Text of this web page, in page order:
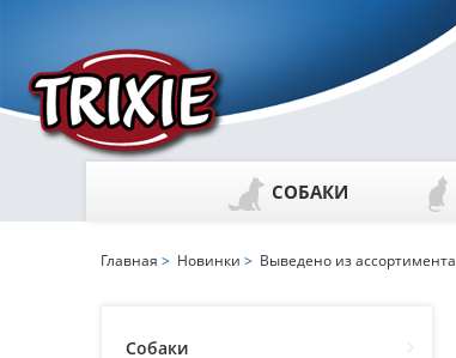
СОБАКИ
Собаки
Главная > Новинки > Выведено из ассортимента